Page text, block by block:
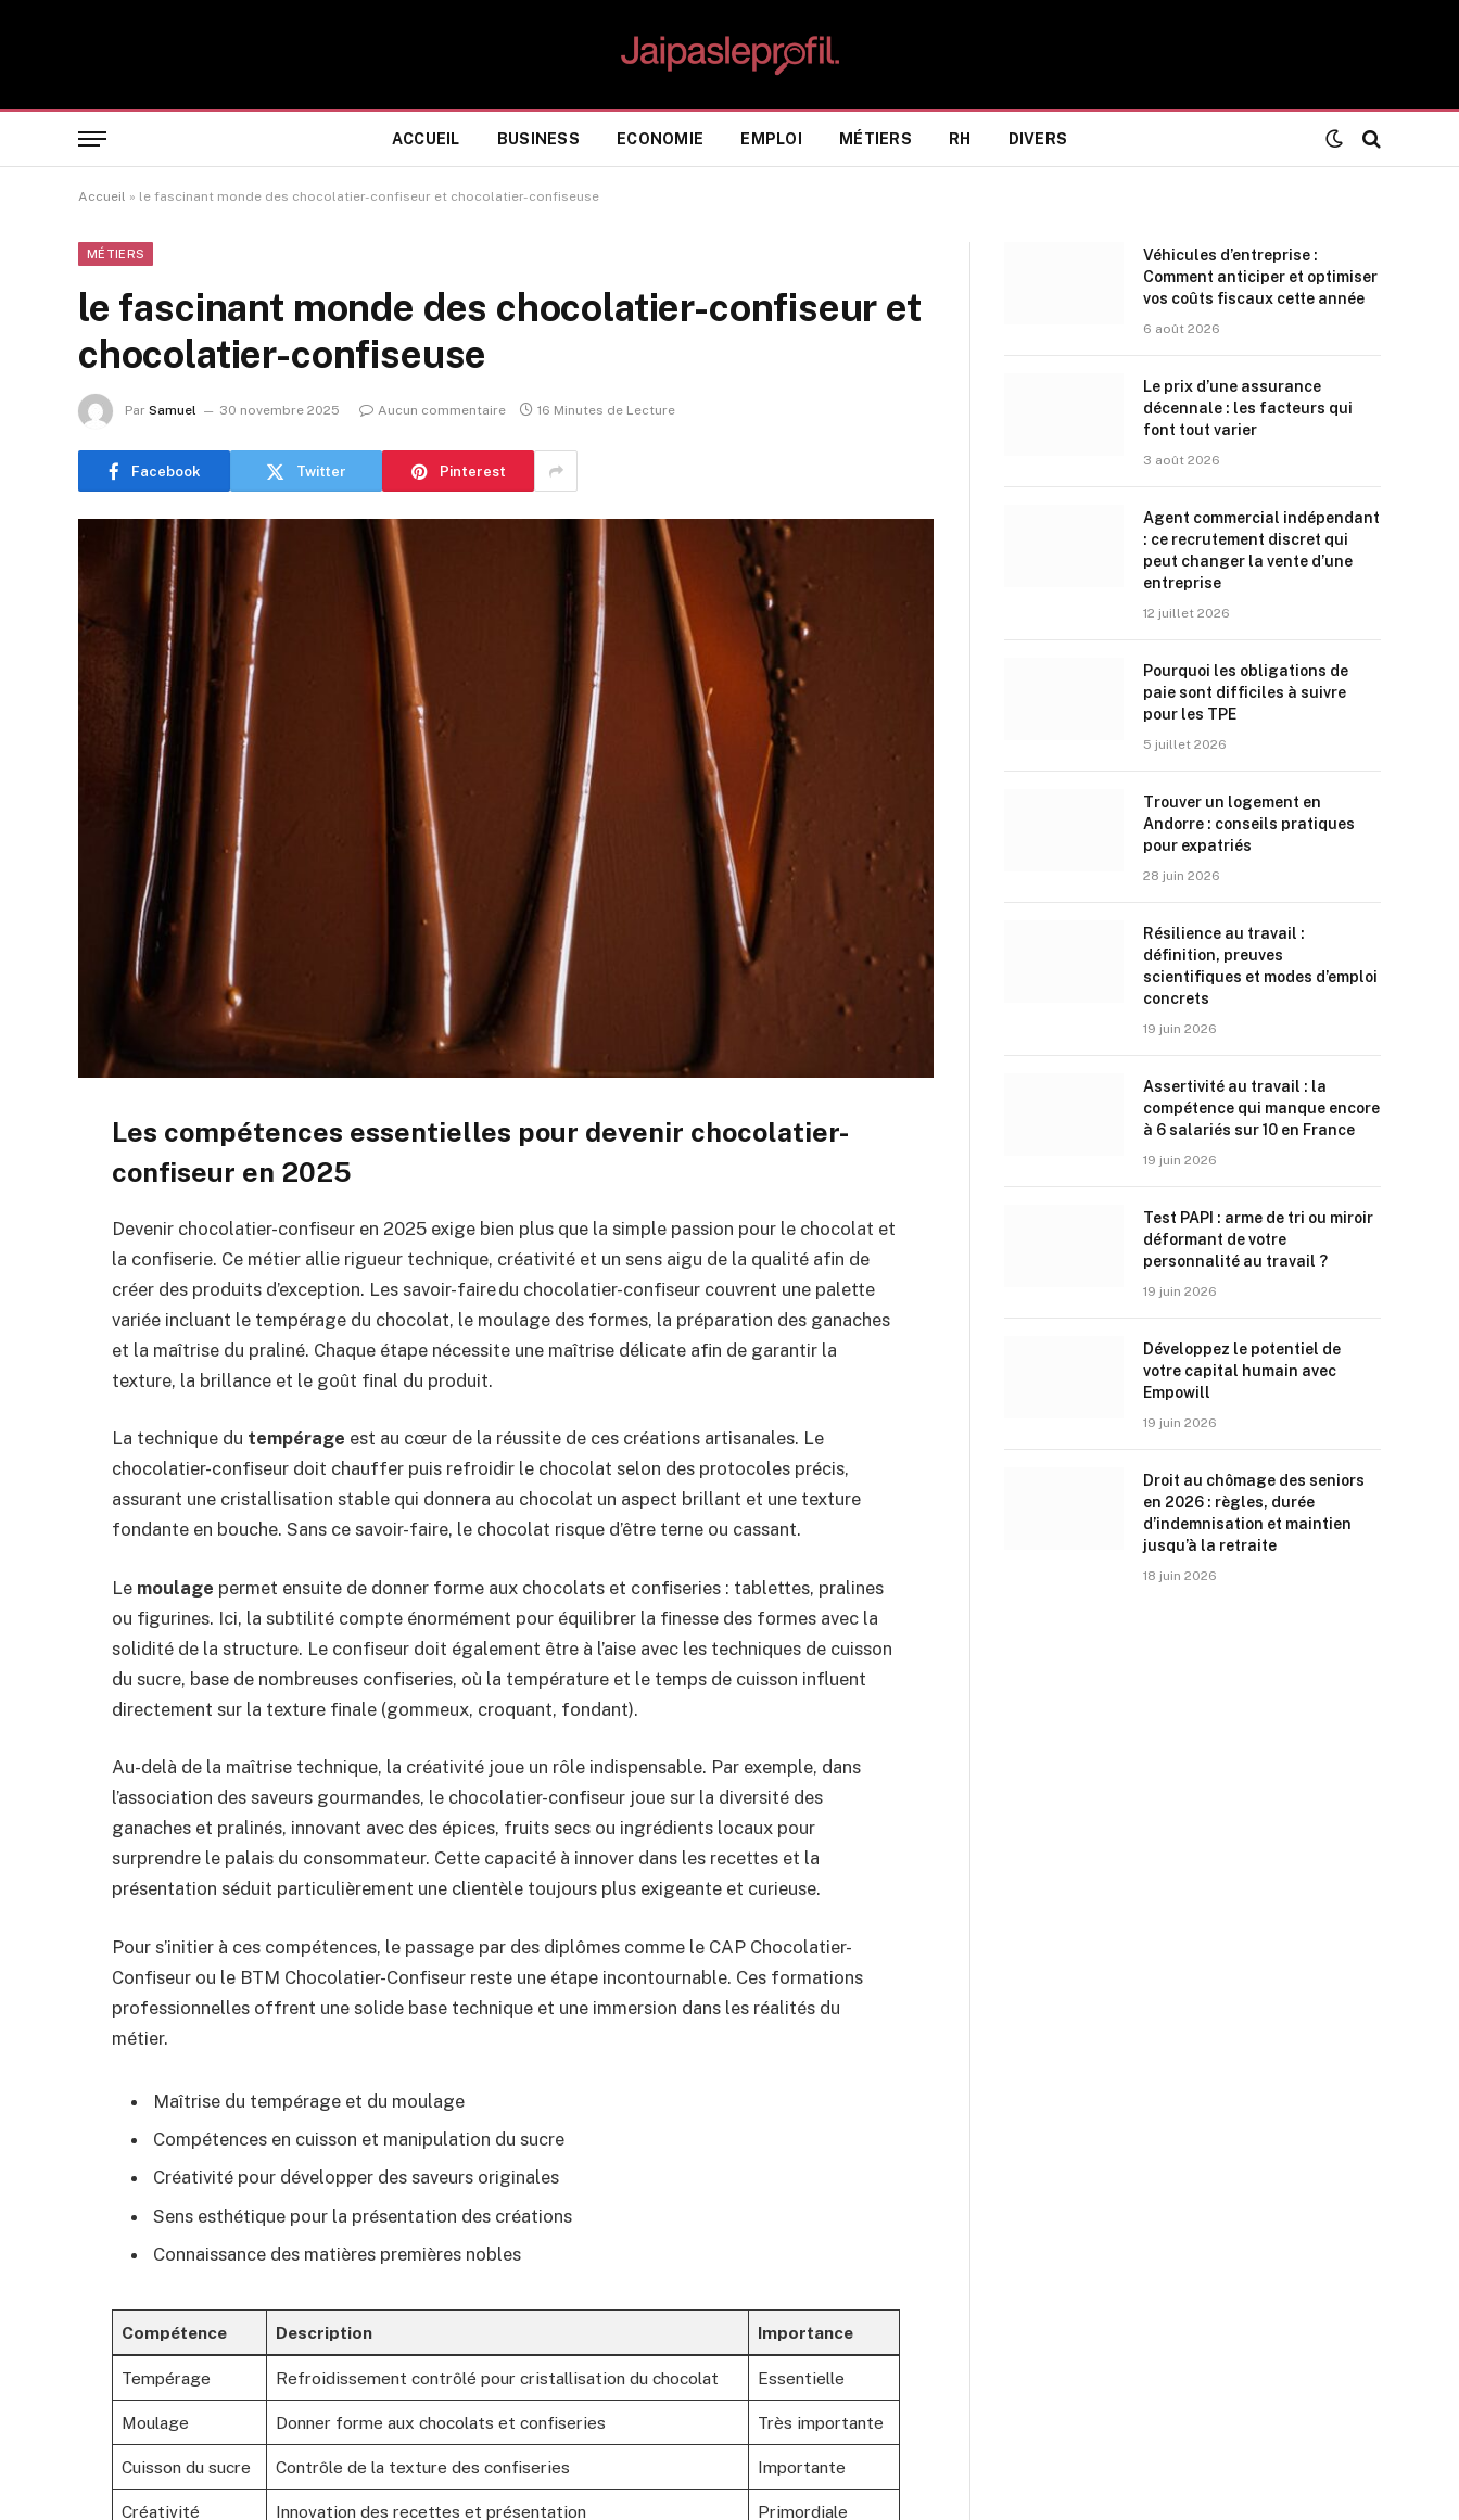
ACCUEIL BUSINESS ECONOMIE EMPLOI MÉTIERS RH DIVERS
Accueil » le fascinant monde des chocolatier-confiseur et chocolatier-confiseuse
MÉTIERS
le fascinant monde des chocolatier-confiseur et
chocolatier-confiseuse
Par Samuel 30 novembre 2025 Aucun commentaire 16 Minutes de Lecture
Facebook Twitter Pinterest
Les compétences essentielles pour devenir chocolatier-
confiseur en 2025
Devenir chocolatier-confiseur en 2025 exige bien plus que la simple passion pour le chocolat et
la confiserie. Ce métier allie rigueur technique, créativité et un sens aigu de la qualité afin de
créer des produits d’exception. Les savoir-faire du chocolatier-confiseur couvrent une palette
variée incluant le tempérage du chocolat, le moulage des formes, la préparation des ganaches
et la maîtrise du praliné. Chaque étape nécessite une maîtrise délicate afin de garantir la
texture, la brillance et le goût final du produit.
La technique du tempérage est au cœur de la réussite de ces créations artisanales. Le
chocolatier-confiseur doit chauffer puis refroidir le chocolat selon des protocoles précis,
assurant une cristallisation stable qui donnera au chocolat un aspect brillant et une texture
fondante en bouche. Sans ce savoir-faire, le chocolat risque d’être terne ou cassant.
Le moulage permet ensuite de donner forme aux chocolats et confiseries : tablettes, pralines
ou figurines. Ici, la subtilité compte énormément pour équilibrer la finesse des formes avec la
solidité de la structure. Le confiseur doit également être à l’aise avec les techniques de cuisson
du sucre, base de nombreuses confiseries, où la température et le temps de cuisson influent
directement sur la texture finale (gommeux, croquant, fondant).
Au-delà de la maîtrise technique, la créativité joue un rôle indispensable. Par exemple, dans
l’association des saveurs gourmandes, le chocolatier-confiseur joue sur la diversité des
ganaches et pralinés, innovant avec des épices, fruits secs ou ingrédients locaux pour
surprendre le palais du consommateur. Cette capacité à innover dans les recettes et la
présentation séduit particulièrement une clientèle toujours plus exigeante et curieuse.
Pour s’initier à ces compétences, le passage par des diplômes comme le CAP Chocolatier-
Confiseur ou le BTM Chocolatier-Confiseur reste une étape incontournable. Ces formations
profes­sionnelles offrent une solide base technique et une immersion dans les réalités du
métier.
Maîtrise du tempérage et du moulage
Compétences en cuisson et manipulation du sucre
Créativité pour développer des saveurs originales
Sens esthétique pour la présentation des créations
Connaissance des matières premières nobles
Compétence Description Importance
Tempérage Refroidissement contrôlé pour cristallisation du chocolat Essentielle
Moulage Donner forme aux chocolats et confiseries Très importante
Cuisson du sucre Contrôle de la texture des confiseries Importante
Créativité Innovation des recettes et présentation Primordiale
Véhicules d’entreprise :
Comment anticiper et optimiser
vos coûts fiscaux cette année
6 août 2026
Le prix d’une assurance
décennale : les facteurs qui
font tout varier
3 août 2026
Agent commercial indépendant
: ce recrutement discret qui
peut changer la vente d’une
entreprise
12 juillet 2026
Pourquoi les obligations de
paie sont difficiles à suivre
pour les TPE
5 juillet 2026
Trouver un logement en
Andorre : conseils pratiques
pour expatriés
28 juin 2026
Résilience au travail :
définition, preuves
scientifiques et modes d’emploi
concrets
19 juin 2026
Assertivité au travail : la
compétence qui manque encore
à 6 salariés sur 10 en France
19 juin 2026
Test PAPI : arme de tri ou miroir
déformant de votre
personnalité au travail ?
19 juin 2026
Développez le potentiel de
votre capital humain avec
Empowill
19 juin 2026
Droit au chômage des seniors
en 2026 : règles, durée
d’indemnisation et maintien
jusqu’à la retraite
18 juin 2026